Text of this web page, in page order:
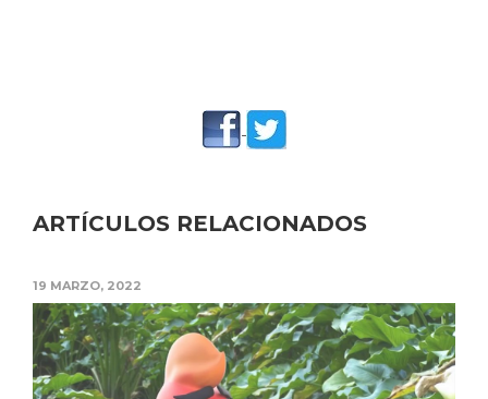
ARTÍCULOS RELACIONADOS
19 MARZO, 2022